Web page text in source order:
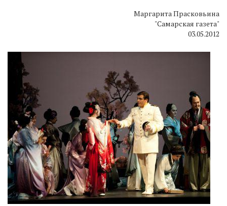
Маргарита Прасковьина
"Самарская газета"
03.05.2012